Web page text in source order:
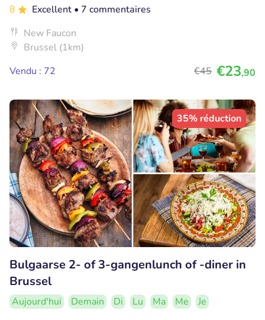
8
Excellent • 7 commentaires
New Faucon
Brussel (1km)
Vendu : 72
€45 €23,90
35% réduction
Bulgaarse 2- of 3-gangenlunch of -diner in
Brussel
Aujourd'hui Demain Di Lu Ma Me
Je